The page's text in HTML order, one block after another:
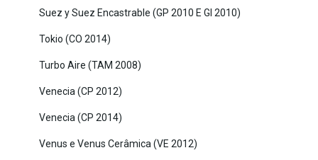
Suez y Suez Encastrable (GP 2010 E GI 2010)
Tokio (CO 2014)
Turbo Aire (TAM 2008)
Venecia (CP 2012)
Venecia (CP 2014)
Venus e Venus Cerâmica (VE 2012)